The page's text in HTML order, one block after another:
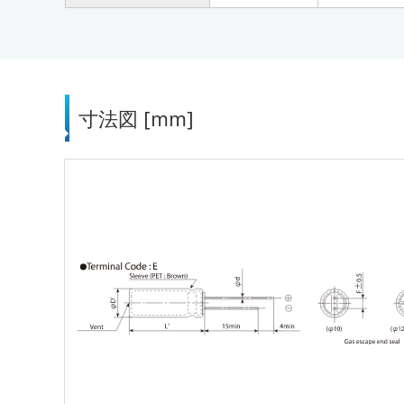
寸法図 [mm]